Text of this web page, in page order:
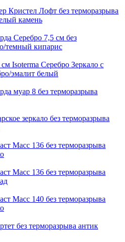
Кристел Лофт без терморазрыва
камень
Серебро 7,5 см без
темный кипарис
Isoterma Серебро Зеркало с
эмалит белый
муар 8 без терморазрыва
зеркало без терморазрыва
Масс 136 без терморазрыва
Масс 136 без терморазрыва
Масс 140 без терморазрыва
без терморазрыва антик